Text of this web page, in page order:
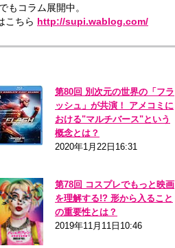
もコラム展開中。
こちら http://supi.wablog.com/
第80回 別次元の世界の「フラ
ッシュ」が共演！ アメコミに
おける"マルチバース"という
概念とは？
2020年1月22日16:31
第78回 コスプレでもっと映画
を理解する!? 形から入ること
の重要性とは？
2019年11月11日10:46